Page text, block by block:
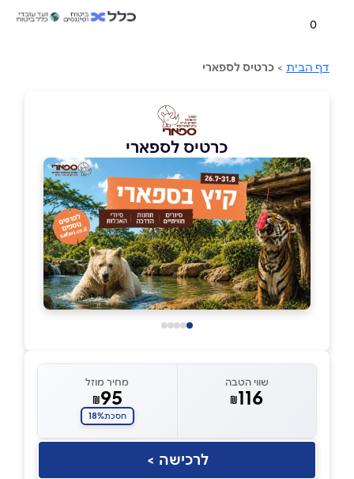
0
דף הבית > כרטיס לספארי
כרטיס לספארי
שווי הטבה
₪116
מחיר מוזל
₪95
חסכת18%
לרכישה >